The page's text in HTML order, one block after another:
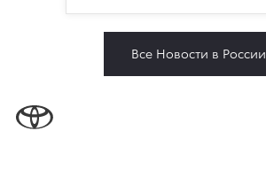
Все Новости в России